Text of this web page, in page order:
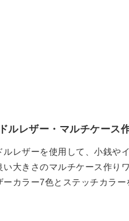
レザー・マルチケース
レザーを使用して、小銭や
大きさのマルチケース作り
カラー7色とステッチカラー